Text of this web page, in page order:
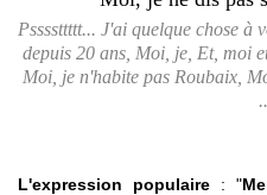
Pssssttttt... J'ai quelque chose à
depuis 20 ans, Moi, je, Et, moi
Moi, je n'habite pas Roubaix,
L'expression populaire : "